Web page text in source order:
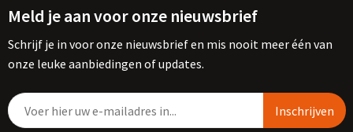
Meld je aan voor onze nieuwsbrief
Schrijf je in voor onze nieuwsbrief en mis nooit meer één van
onze leuke aanbiedingen of updates.